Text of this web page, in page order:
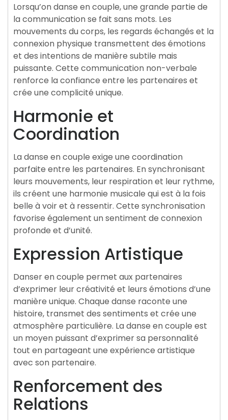
Lorsqu’on danse en couple, une grande partie de
la communication se fait sans mots. Les
mouvements du corps, les regards échangés et la
connexion physique transmettent des émotions
et des intentions de manière subtile mais
puissante. Cette communication non-verbale
renforce la confiance entre les partenaires et
crée une complicité unique.
Harmonie et
Coordination
La danse en couple exige une coordination
parfaite entre les partenaires. En synchronisant
leurs mouvements, leur respiration et leur rythme,
ils créent une harmonie musicale qui est à la fois
belle à voir et à ressentir. Cette synchronisation
favorise également un sentiment de connexion
profonde et d’unité.
Expression Artistique
Danser en couple permet aux partenaires
d’exprimer leur créativité et leurs émotions d’une
manière unique. Chaque danse raconte une
histoire, transmet des sentiments et crée une
atmosphère particulière. La danse en couple est
un moyen puissant d’exprimer sa personnalité
tout en partageant une expérience artistique
avec son partenaire.
Renforcement des
Relations